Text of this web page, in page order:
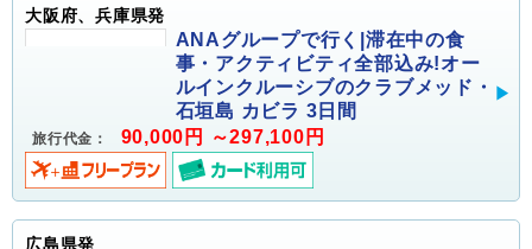
大阪府、兵庫県発
ANAグループで行く|滞在中の食
事・アクティビティ全部込み!オー
ルインクルーシブのクラブメッド・
石垣島 カビラ 3日間
旅行代金： 90,000円 ～297,100円
広島県発